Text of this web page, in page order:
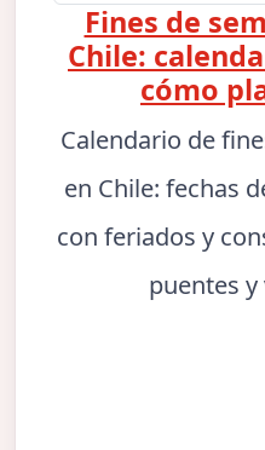
Fines de
Chile:
cómo
Calendario de
en Chile: fechas
con feriados y
puentes y